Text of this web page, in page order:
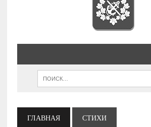
ГЛАВНАЯ СТИХИ